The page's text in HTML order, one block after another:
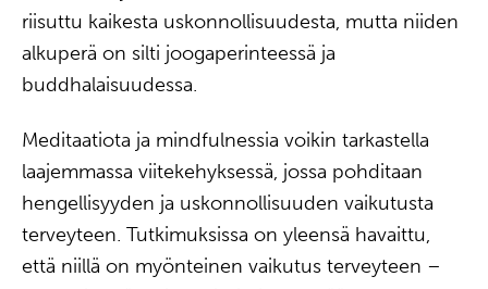
riisuttu kaikesta uskonnollisuudesta, mutta niiden
alkuperä on silti joogaperinteessä ja
buddhalaisuudessa.
Meditaatiota ja mindfulnessia voikin tarkastella
laajemmassa viitekehyksessä, jossa pohditaan
hengellisyyden ja uskonnollisuuden vaikutusta
terveyteen. Tutkimuksissa on yleensä havaittu,
että niillä on myönteinen vaikutus terveyteen –